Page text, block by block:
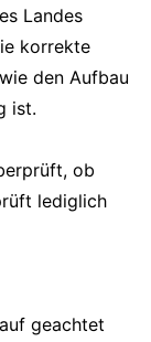
Landes
korrekte
den Aufbau
ist.
ob
lediglich
geachtet